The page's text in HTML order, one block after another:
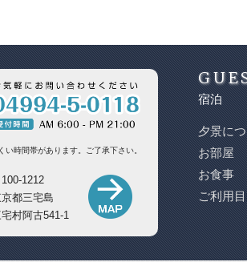
い時間帯があります。 ご了承下さい。
1212
都三宅島
宅村阿古541-1
宿泊
夕景に
お部屋
お食事
ご利用